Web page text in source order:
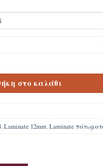
XL 019 Canyon12mm
στο καλάθι
,Laminate 12mm,Laminate